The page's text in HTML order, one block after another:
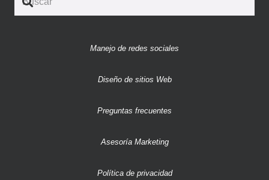
Manejo de redes sociales
Diseño de sitios Web
Preguntas frecuentes
Asesoría Marketing
Política de privacidad